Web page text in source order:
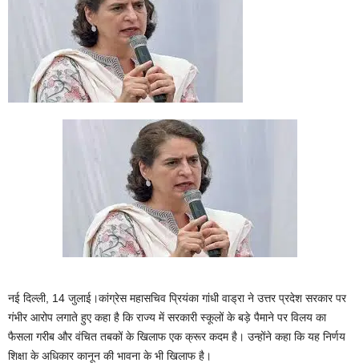
नई दिल्ली, 14 जुलाई।कांग्रेस महासचिव प्रियंका गांधी वाड्रा ने उत्तर प्रदेश सरकार पर
गंभीर आरोप लगाते हुए कहा है कि राज्य में सरकारी स्कूलों के बड़े पैमाने पर विलय का
फैसला गरीब और वंचित तबकों के खिलाफ एक क्रूर कदम है। उन्होंने कहा कि यह निर्णय
शिक्षा के अधिकार कानून की भावना के भी खिलाफ है।